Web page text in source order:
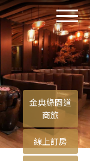
金典綠園道
商旅
線上訂房